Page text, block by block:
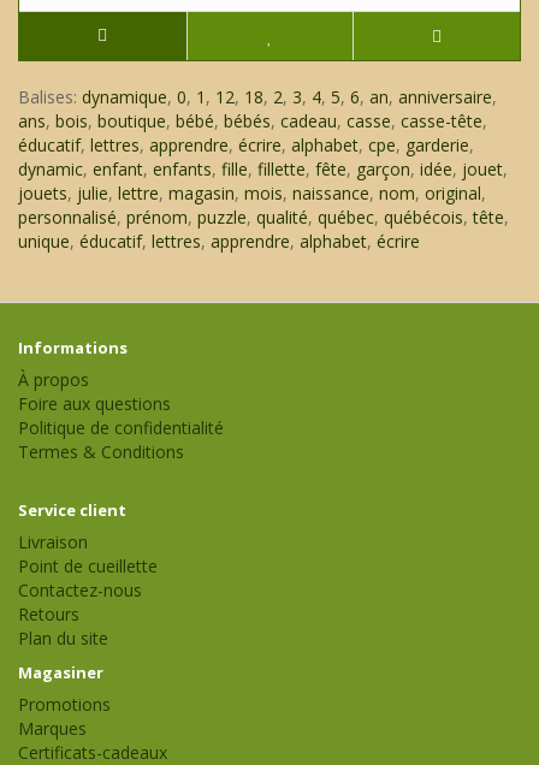
Balises: dynamique, 0, 1 , 12, 18, 2, 3, 4, 5, 6, an, anniversaire,
ans, bois, boutique, bébé, bébés, cadeau, casse, casse-tête,
éducatif, lettres, apprendre, écrire, alphabet, cpe, garderie,
dynamic, enfant, enfants, fille, fillette, fête, garçon, idée, jouet,
jouets, julie, lettre, magasin, mois, naissance, nom, original,
personnalisé, prénom, puzzle, qualité, québec, québécois,tête,
unique, éducatif, lettres, apprendre, alphabet, écrire
Informations
À propos
Foire aux questions
Politique de confidentialité
Termes & Conditions
Service client
Livraison
Point de cueillette
Contactez-nous
Retours
Plan du site
Magasiner
Promotions
Marques
Certificats-cadeaux